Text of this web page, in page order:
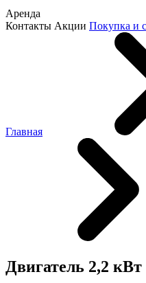
Аренда
Контакты Акции Покупка и
Главная
Двигатель 2,2